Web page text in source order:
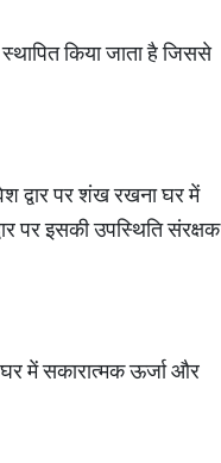
किया जाता है जिससे
द्वार पर शंख रखना घर में
पर इसकी उपस्थिति संरक्षक
में सकारात्मक ऊर्जा और